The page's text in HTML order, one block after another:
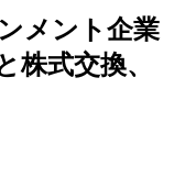
メント企業
株式交換、